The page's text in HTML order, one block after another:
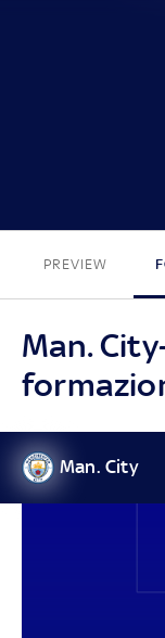
PREVIEW
Man.
Man. City